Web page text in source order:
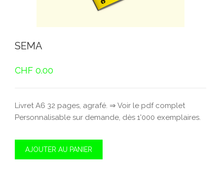
SEMA
CHF 0.00
Livret A6 32 pages, agrafé. ⇒ Voir le pdf complet
Personnalisable sur demande, dès 1'000 exemplaires.
AJOUTER AU PANIER